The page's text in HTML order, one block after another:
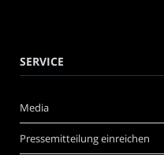
SERVICE
Media
Pressemitteilung einreichen